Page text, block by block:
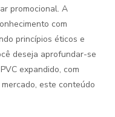
promocional. A
com
princípios éticos e
deseja aprofundar-se
expandido, com
este conteúdo